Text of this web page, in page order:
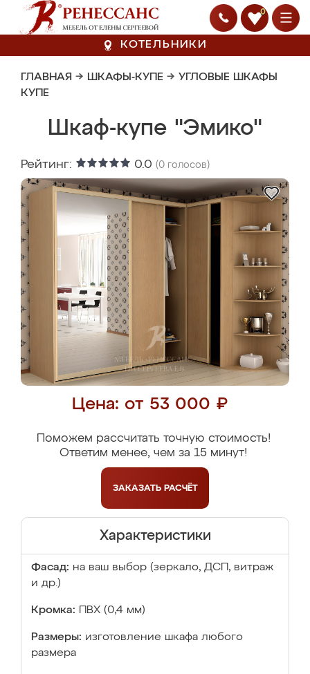
0
КОТЕЛЬНИКИ
ГЛАВНАЯ → ШКАФЫ-КУПЕ → УГЛОВЫЕ ШКАФЫ
КУПЕ
Шкаф-купе "Эмико"
Рейтинг: 0.0 (0 голосов)
Цена: от 53 000 ₽
Поможем рассчитать точную стоимость!
Ответим менее, чем за 15 минут!
ЗАКАЗАТЬ РАСЧЁТ
Характеристики
Фасад: на ваш выбор (зеркало, ДСП, витраж
и др.)
Кромка: ПВХ (0,4 мм)
Размеры: изготовление шкафа любого
размера